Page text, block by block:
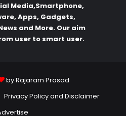
Media,Smartphone,
Apps, Gadgets,
and More. Our aim
user to smart user.
by Rajaram Prasad
Privacy Policy and Disclaimer